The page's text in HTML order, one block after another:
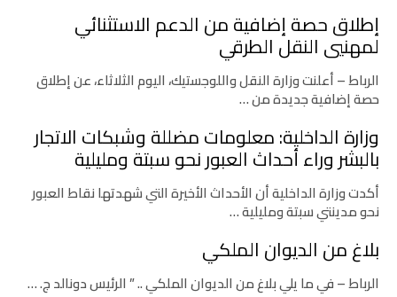
إطلاق حصة إضافية من الدعم الاستثنائي
لمهنيي النقل الطرقي
الرباط – أعلنت وزارة النقل واللوجستيك، اليوم الثلاثاء، عن إطلاق
حصة إضافية جديدة من …
وزارة الداخلية: معلومات مضللة وشبكات الاتجار
بالبشر وراء أحداث العبور نحو سبتة ومليلية
أكدت وزارة الداخلية أن الأحداث الأخيرة التي شهدتها نقاط العبور
نحو مدينتي سبتة ومليلية …
بلاغ من الديوان الملكي
الرباط – في ما يلي بلاغ من الديوان الملكي .. ” الرئيس دونالد ج. …